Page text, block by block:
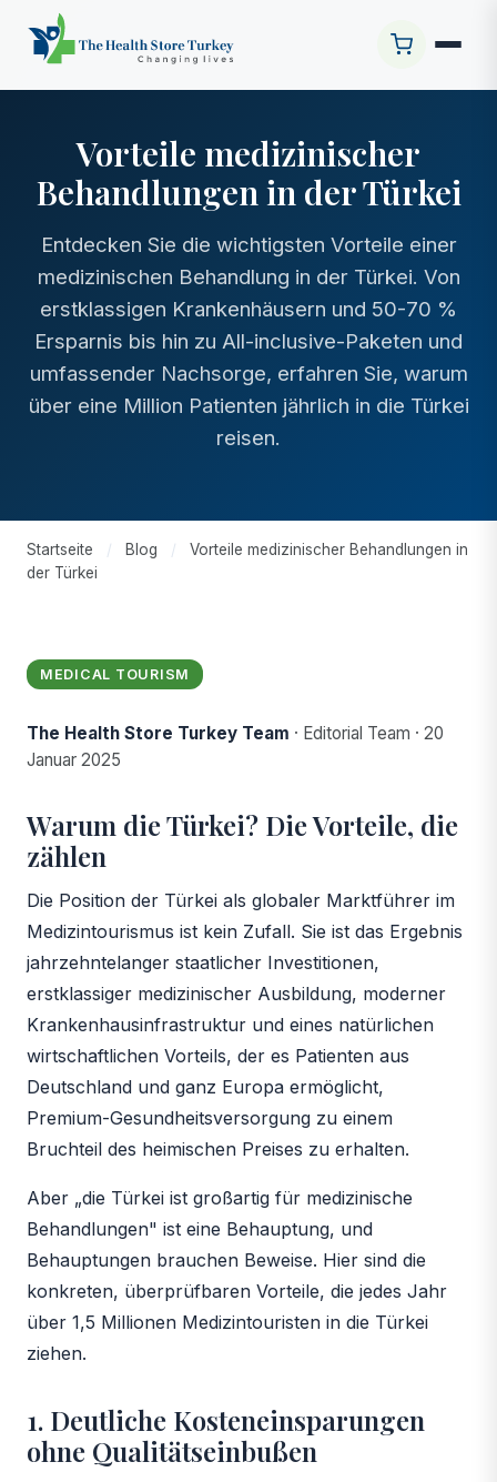
Vorteile medizinischer
Behandlungen in der Türkei
Entdecken Sie die wichtigsten Vorteile einer
medizinischen Behandlung in der Türkei. Von
erstklassigen Krankenhäusern und 50-70 %
Ersparnis bis hin zu All-inclusive-Paketen und
umfassender Nachsorge, erfahren Sie, warum
über eine Million Patienten jährlich in die Türkei
reisen.
Startseite / Blog /
Vorteile medizinischer Behandlungen in
der Türkei
MEDICAL TOURISM
The Health Store Turkey Team · Editorial Team · 20
Januar 2025
Warum die Türkei? Die Vorteile, die
zählen
Die Position der Türkei als globaler Marktführer im
Medizintourismus ist kein Zufall. Sie ist das Ergebnis
jahrzehntelanger staatlicher Investitionen,
erstklassiger medizinischer Ausbildung, moderner
Krankenhausinfrastruktur und eines natürlichen
wirtschaftlichen Vorteils, der es Patienten aus
Deutschland und ganz Europa ermöglicht,
Premium-Gesundheitsversorgung zu einem
Bruchteil des heimischen Preises zu erhalten.
Aber „die Türkei ist großartig für medizinische
Behandlungen" ist eine Behauptung, und
Behauptungen brauchen Beweise. Hier sind die
konkreten, überprüfbaren Vorteile, die jedes Jahr
über 1,5 Millionen Medizintouristen in die Türkei
ziehen.
1. Deutliche Kosteneinsparungen
ohne Qualitätseinbußen